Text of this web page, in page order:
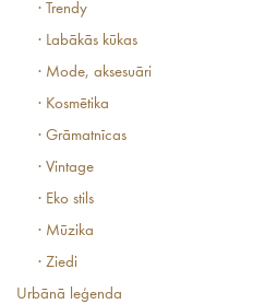
· Trendy
· Labākās kūkas
· Mode, aksesuāri
· Kosmētika
· Grāmatnīcas
· Vintage
· Eko stils
· Mūzika
· Ziedi
Urbānā leģenda